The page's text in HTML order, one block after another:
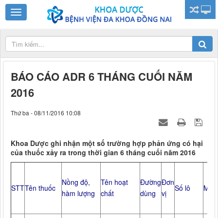
BÁO CÁO ADR 6 THÁNG CUỐI NĂM
2016
Thứ ba - 08/11/2016 10:08
Khoa Dược ghi nhận một số trường hợp phản ứng có hại
của thuốc xảy ra trong thời gian 6 tháng cuối năm 2016
STTTên thuốc
Nồng độ,
hàm lượng
Tên hoạt
chất
Đường
dùng
Đơn
vị
Số lô Mô